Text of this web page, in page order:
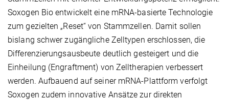
Soxogen Bio entwickelt eine mRNA-basierte Technologie
zum gezielten „Reset“ von Stammzellen. Damit sollen
bislang schwer zugängliche Zelltypen erschlossen, die
Differenzierungsausbeute deutlich gesteigert und die
Einheilung (Engraftment) von Zelltherapien verbessert
werden. Aufbauend auf seiner mRNA-Plattform verfolgt
Soxogen zudem innovative Ansätze zur direkten